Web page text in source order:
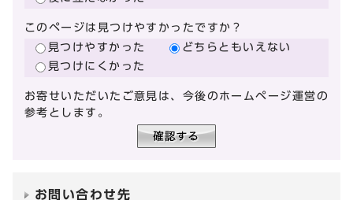
このページは見つけやすかったですか？
見つけやすかった
どちらともいえない
見つけにくかった
お寄せいただいたご意見は、今後のホームページ運営の
参考とします。
お問い合わせ先